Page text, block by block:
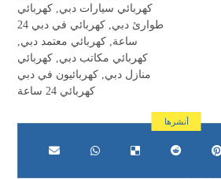
كهربائي سيارات دبي كهربائي
طوارئ دبي
كهربائي في دبي 24
ساعة كهربائي معتمد دبي
كهربائي مكاتب دبي كهربائي
منازل دبي كهربائيون في دبي
كهربائي 24 ساعة